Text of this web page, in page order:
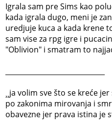
Igrala sam pre Sims kao
kada igrala dugo, meni je
uredjuje kuca a kada krene
sam vise za rpg igre i
"Oblivion" i smatram to
¸¸ja volim sve što se kreće
po zakonima mirovanja i
obavezne jer prava istina je